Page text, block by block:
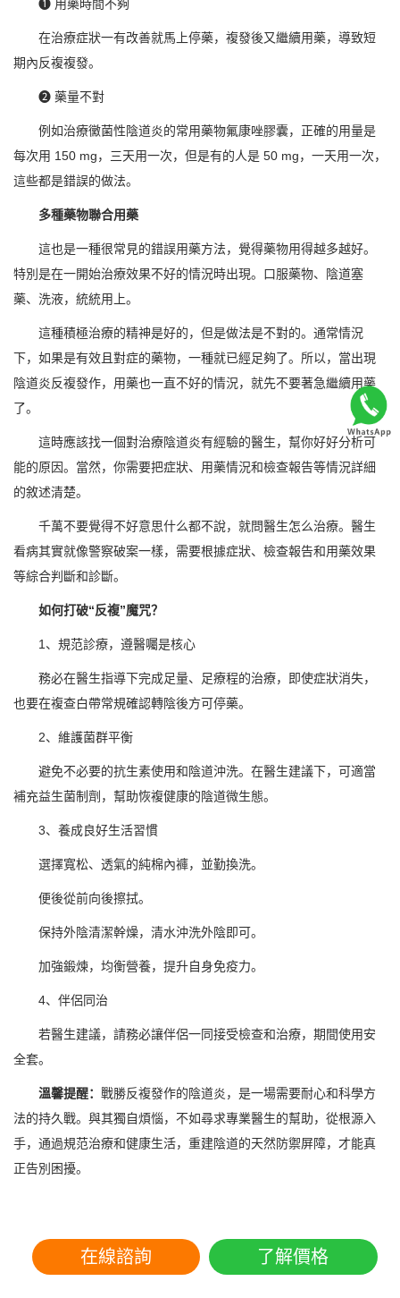
❶ 用藥時間不夠
在治療症狀一有改善就馬上停藥，複發後又繼續用藥，導致短
期內反複複發。
❷ 藥量不對
例如治療黴菌性陰道炎的常用藥物氟康唑膠囊，正確的用量是
每次用 150 mg，三天用一次，但是有的人是 50 mg，一天用一次，
這些都是錯誤的做法。
多種藥物聯合用藥
這也是一種很常見的錯誤用藥方法，覺得藥物用得越多越好。
特別是在一開始治療效果不好的情況時出現。口服藥物、陰道塞
藥、洗液，統統用上。
這種積極治療的精神是好的，但是做法是不對的。通常情況
下，如果是有效且對症的藥物，一種就已經足夠了。所以，當出現
陰道炎反複發作，用藥也一直不好的情況，就先不要著急繼續用藥
了。
這時應該找一個對治療陰道炎有經驗的醫生，幫你好好分析可
能的原因。當然，你需要把症狀、用藥情況和檢查報告等情況詳細
的敘述清楚。
千萬不要覺得不好意思什么都不說，就問醫生怎么治療。醫生
看病其實就像警察破案一樣，需要根據症狀、檢查報告和用藥效果
等綜合判斷和診斷。
如何打破“反複”魔咒？
1、規范診療，遵醫囑是核心
務必在醫生指導下完成足量、足療程的治療，即使症狀消失，
也要在複查白帶常規確認轉陰後方可停藥。
2、維護菌群平衡
避免不必要的抗生素使用和陰道沖洗。在醫生建議下，可適當
補充益生菌制劑，幫助恢複健康的陰道微生態。
3、養成良好生活習慣
選擇寬松、透氣的純棉內褲，並勤換洗。
便後從前向後擦拭。
保持外陰清潔幹燥，清水沖洗外陰即可。
加強鍛煉，均衡營養，提升自身免疫力。
4、伴侶同治
若醫生建議，請務必讓伴侶一同接受檢查和治療，期間使用安
全套。
溫馨提醒： 戰勝反複發作的陰道炎，是一場需要耐心和科學方
法的持久戰。與其獨自煩惱，不如尋求專業醫生的幫助，從根源入
手，通過規范治療和健康生活，重建陰道的天然防禦屏障，才能真
正告別困擾。
在線諮詢 了解價格